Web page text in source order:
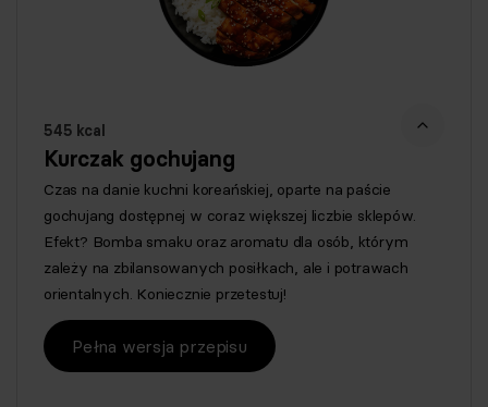
545 kcal
Kurczak gochujang
Czas na danie kuchni koreańskiej, oparte na paście
gochujang dostępnej w coraz większej liczbie sklepów.
Efekt? Bomba smaku oraz aromatu dla osób, którym
zależy na zbilansowanych posiłkach, ale i potrawach
orientalnych. Koniecznie przetestuj!
Pełna wersja przepisu